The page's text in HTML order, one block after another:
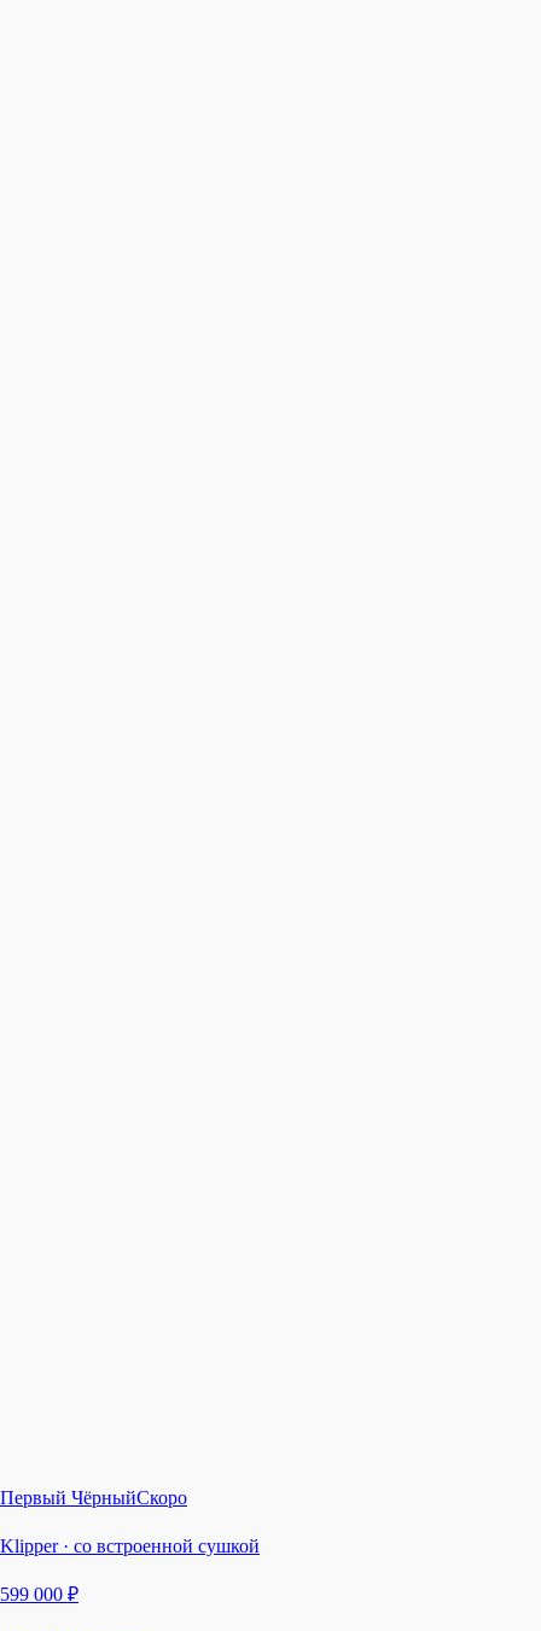
Первый ЧёрныйСкоро
Klipper · со встроенной сушкой
599 000 ₽